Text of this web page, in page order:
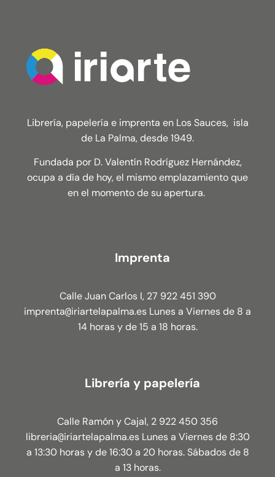
Librería, papelería e imprenta en Los Sauces, isla
de La Palma, desde 1949.
Fundada por D. Valentín Rodríguez Hernández,
ocupa a día de hoy, el mismo emplazamiento que
en el momento de su apertura.
Imprenta
Calle Juan Carlos I, 27 922 451 390
imprenta@iriartelapalma.es Lunes a Viernes de 8 a
14 horas y de 15 a 18 horas.
Librería y papelería
Calle Ramón y Cajal, 2 922 450 356
libreria@iriartelapalma.es Lunes a Viernes de 8:30
a 13:30 horas y de 16:30 a 20 horas. Sábados de 8
a 13 horas.